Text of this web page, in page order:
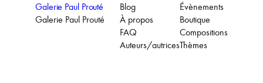
Galerie Paul Prouté
Galerie Paul Prouté
Blog
À propos
FAQ
Auteurs/autrices
Évènements
Boutique
Compositions
Thèmes